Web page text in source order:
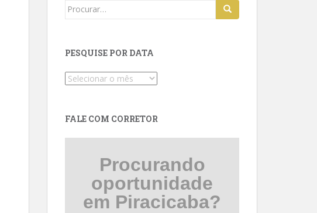
Search
PESQUISE POR DATA
Pesquise
FALE COM CORRETOR
Procurando
oportunidade
em Piracicaba?